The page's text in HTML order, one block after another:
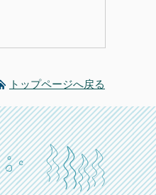
トップページへ戻る